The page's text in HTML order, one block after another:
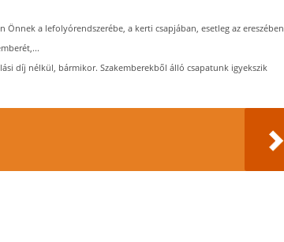
Önnek a lefolyórendszerébe, a kerti csapjában, esetleg az ereszében
díj nélkül, bármikor. Szakemberekből álló csapatunk igyekszik